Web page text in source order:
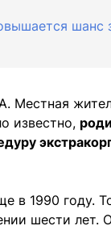
шанс
Местная
известно,
в 1990 году.
шести лет.